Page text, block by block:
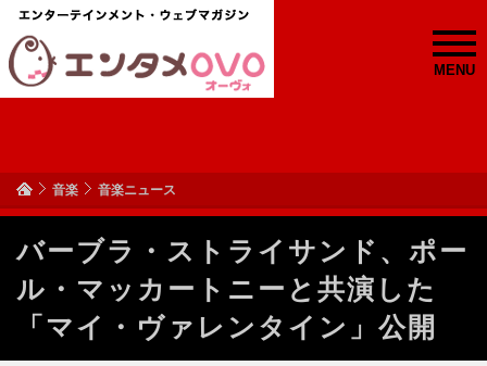
MENU
音楽 音楽ニュース
バーブラ・ストライサンド、ポー
ル・マッカートニーと共演した
「マイ・ヴァレンタイン」公開